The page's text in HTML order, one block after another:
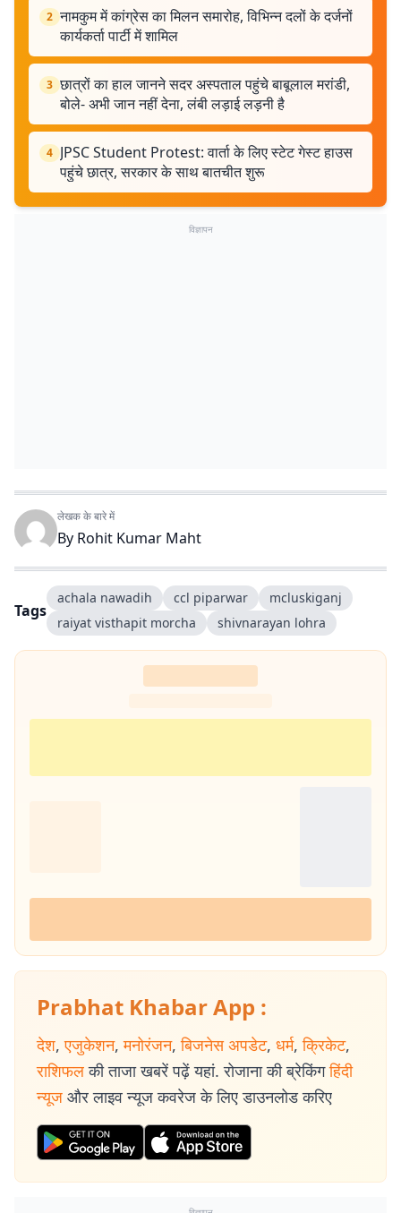
2 नामकुम में कांग्रेस का मिलन समारोह, विभिन्न दलों के दर्जनों
कार्यकर्ता पार्टी में शामिल
3 छात्रों का हाल जानने सदर अस्पताल पहुंचे बाबूलाल मरांडी,
बोले- अभी जान नहीं देना, लंबी लड़ाई लड़नी है
4 JPSC Student Protest: वार्ता के लिए स्टेट गेस्ट हाउस
पहुंचे छात्र, सरकार के साथ बातचीत शुरू
विज्ञापन
लेखक के बारे में
By Rohit Kumar Maht
Tags
achala nawadih ccl piparwar
mcluskiganj
raiyat visthapit morcha
shivnarayan lohra
Prabhat Khabar App :
देश, एजुकेशन, मनोरंजन, बिजनेस अपडेट, धर्म, क्रिकेट,
राशिफल की ताजा खबरें पढ़ें यहां. रोजाना की ब्रेकिंग हिंदी
न्यूज और लाइव न्यूज कवरेज के लिए डाउनलोड करिए